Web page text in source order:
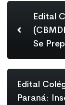
Edital
Se
Edital
Paraná: